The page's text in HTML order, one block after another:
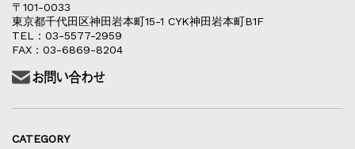
〒101-0033
東京都千代田区神田岩本町15-1 CYK神田岩本町B1F
TEL：03-5577-2959
FAX：03-6869-8204
CATEGORY